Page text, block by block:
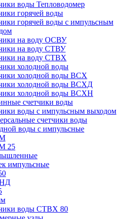
воды Тепловодомер
горячей воды
горячей воды с импульсным
на воду ОСВУ
на воду СТВУ
на воду СТВХ
холодной воды
холодной воды ВСХ
холодной воды ВСХД
холодной воды ВСХН
счетчики воды
воды с импульсным выходом
счетчики воды
воды с импульсные
25
импульсные
воды СТВХ 80